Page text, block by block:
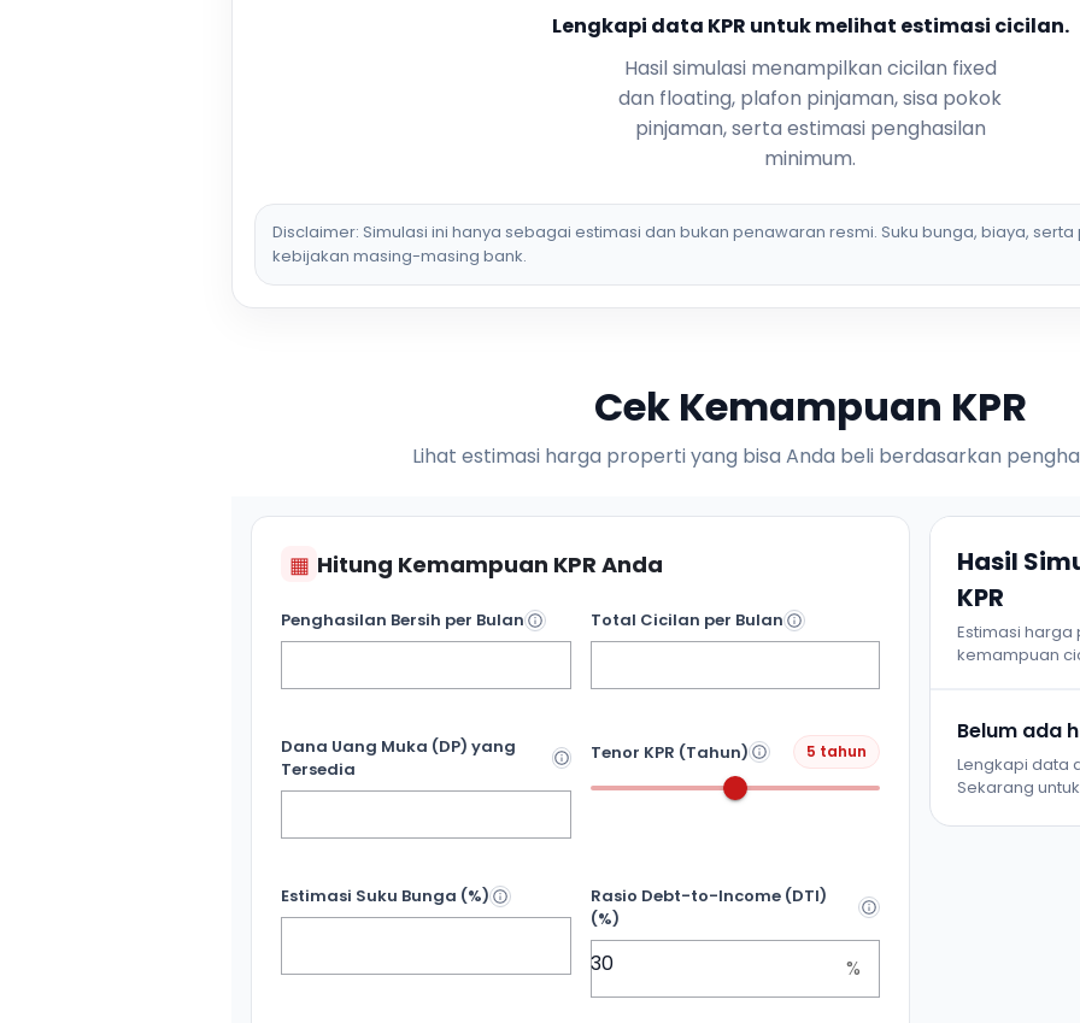
Lengkapi data KPR untuk melihat estimasi cicilan.
Hasil simulasi menampilkan cicilan fixed
dan floating, plafon pinjaman, sisa pokok
pinjaman, serta estimasi penghasilan
minimum.
Disclaimer: Simulasi ini hanya sebagai estimasi dan bukan penawaran resmi. Suku bunga, biaya,
kebijakan masing-masing bank.
Cek Kemampuan KPR
Lihat estimasi harga properti yang bisa Anda beli berdasarkan
▦ Hitung Kemampuan KPR Anda
Penghasilan Bersih per Bulan Total Cicilan per Bulan
Dana Uang Muka (DP) yang
Tersedia
Tenor KPR (Tahun) 5 tahun
Estimasi Suku Bunga (%)
Rasio Debt-to-Income (DTI)
(%)
%
Hasil
KPR
Estimasi
kemampuan
Belum ada
Lengkapi data
Sekarang